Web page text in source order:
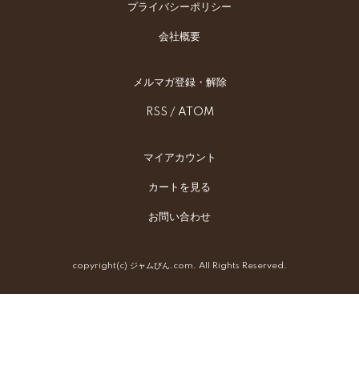
プライバシーポリシー
会社概要
メルマガ登録・解除
RSS / ATOM
マイアカウント
カートを見る
お問い合わせ
copyright(c) ジャムびん.com. All Rights Reserved.